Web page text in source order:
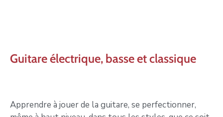
Guitare électrique, basse et classique
Apprendre à jouer de la guitare, se perfectionner,